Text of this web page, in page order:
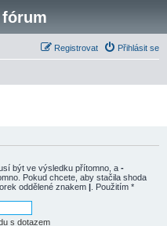
Přihlásit se
Registrovat
být ve výsledku přítomno, a -
Pokud chcete, aby stačila shoda
oddělené znakem | . Použitím *
s dotazem